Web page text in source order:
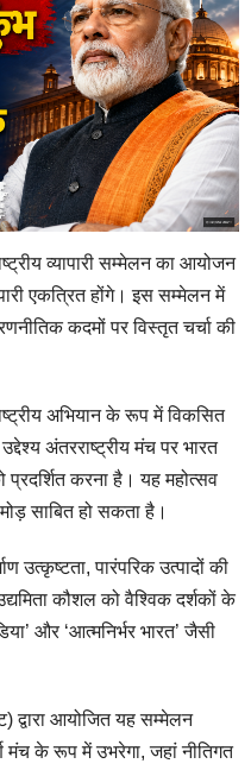
व्यापारी सम्मेलन का आयोजन
एकत्रित होंगे। इस सम्मेलन में
रणनीतिक कदमों पर विस्तृत चर्चा की
अभियान के रूप में विकसित
अंतरराष्ट्रीय मंच पर भारत
प्रदर्शित करना है। यह महोत्सव
साबित हो सकता है।
उत्कृष्टता, पारंपरिक उत्पादों की
कौशल को वैश्विक दर्शकों के
और ‘आत्मनिर्भर भारत’ जैसी
आयोजित यह सम्मेलन
मंच के रूप में उभरेगा, जहां नीतिगत